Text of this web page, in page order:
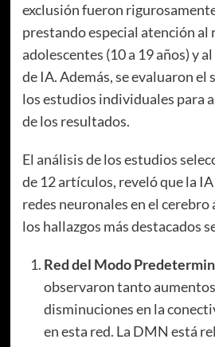
exclusión fueron
prestando especial atención al
adolescentes (10 a 19 años) y
de IA. Además, se evaluaron el
los estudios individuales para
de los resultados.
El análisis de los estudios
de 12 artículos, reveló que la
redes neuronales en el
los hallazgos más destacados
Red del Modo
observaron tanto
disminuciones en la
en esta red. La DMN está